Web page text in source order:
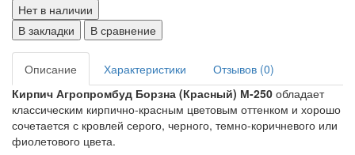
Нет в наличии
В закладки
В сравнение
Описание Характеристики
Отзывов (0)
Кирпич Агропромбуд Борзна (Красный) М-250 обладает
классическим кирпично-красным цветовым оттенком и хорошо
сочетается с кровлей серого, черного, темно-коричневого или
фиолетового цвета.